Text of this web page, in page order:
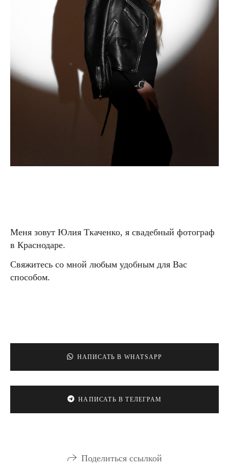
Меня зовут Юлия Ткаченко, я свадебный фотограф
в Краснодаре.
Свяжитесь со мной любым удобным для Вас
способом.
НАПИСАТЬ В WHATSAPP
НАПИСАТЬ В ТЕЛЕГРАМ
Поделиться ссылкой